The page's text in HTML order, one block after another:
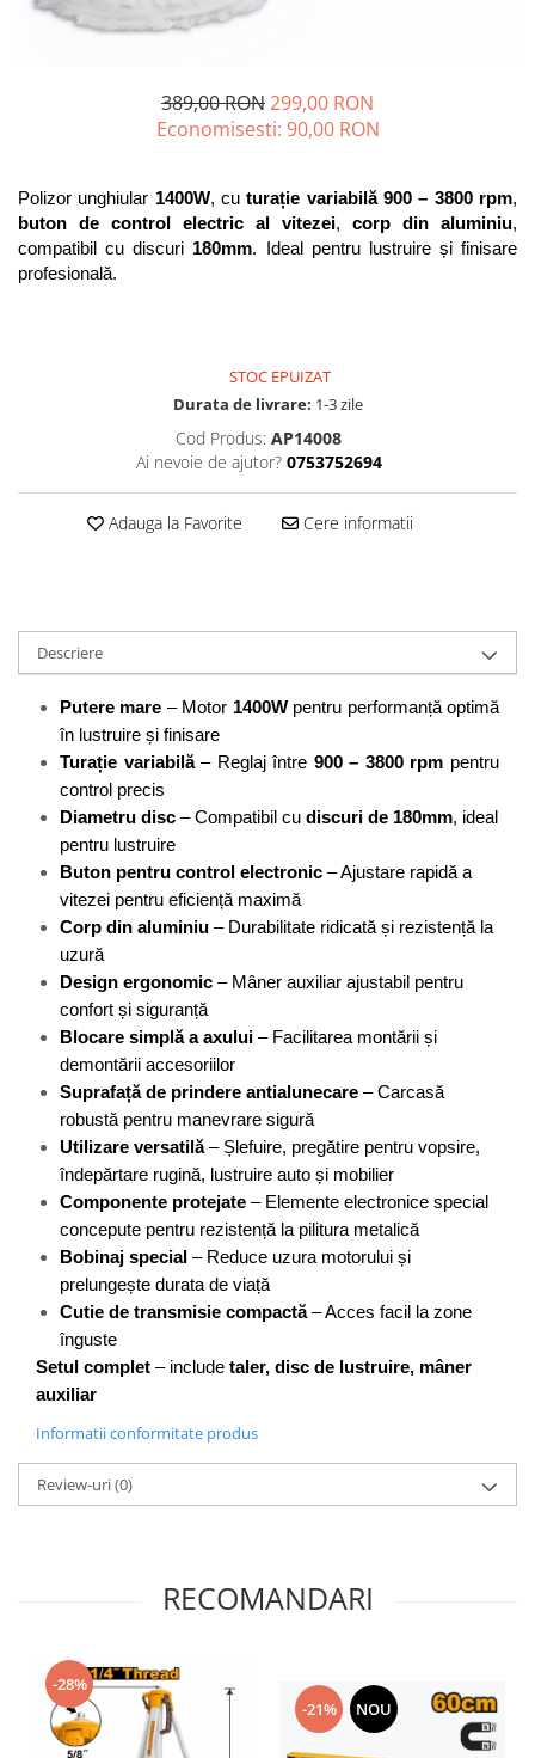
Mașini de șlefuit
Polizoare unghiulare
Capsatoare
Foarfece tablă
Foarfeci Grădină
Grătare Electrice
Mașină de tocat carne
Oale și vase de gătit
Hidrofoare
presiune
Prelate și Folii de Protecție
Prelungitoare
Rindele electrice
Accesorii rindele
Scule electrice
Accesorii pentru polizor
Accesorii scule electrice
Compresoare aer
Fierastrau sabie
Fierăstrău circular
Flexuri
Mixere mortar
Motoare electrice
Pistoale de bătut cuie
Polizoare
Seturi aparate electrice
Testere electrice
Unelte multifuncționale
Vibratoare pentru beton
Scule manuale
Aparate de Tăiat Gresie
Briceag multifuncțional
Ciocan
Clești
Scule pentru Gresie și Sticlă
Scule pentru grădină
Suporturi laptop
Tirbușoane și deschizătoare de
sticle
389,00 RON299,00 RON
Economisesti: 90,00 RON
Polizor unghiular 1400W, cu turație variabilă 900 – 3800 rpm
buton de control electric al vitezei, corp din aluminiu,
compatibil cu discuri 180mm. Ideal pentru lustruire și finisare
profesională.
STOC EPUIZAT
Durata de livrare: 1-3 zile
Cod Produs: AP14008
Ai nevoie de ajutor? 0753752694
Adauga la Favorite Cere informatii
Descriere
Putere mare – Motor 1400W pentru performanță optimă
în lustruire și finisare
Turație variabilă – Reglaj între 900 – 3800 rpm pentru
control precis
Diametru disc – Compatibil cu discuri de 180mm, ideal
pentru lustruire
Buton pentru control electronic – Ajustare rapidă a
vitezei pentru eficiență maximă
Corp din aluminiu – Durabilitate ridicată și rezistență la
uzură
Design ergonomic – Mâner auxiliar ajustabil pentru
confort și siguranță
Blocare simplă a axului – Facilitarea montării și
demontării accesoriilor
Suprafață de prindere antialunecare – Carcasă
robustă pentru manevrare sigură
Utilizare versatilă – Șlefuire, pregătire pentru vopsire,
îndepărtare rugină, lustruire auto și mobilier
Componente protejate – Elemente electronice special
concepute pentru rezistență la pilitura metalică
Bobinaj special – Reduce uzura motorului și
prelungește durata de viață
Cutie de transmisie compactă – Acces facil la zone
înguste
Setul complet – include taler, disc de lustruire, mâner
auxiliar
Informatii conformitate produs
Review-uri(0)
RECOMANDARI
-28%
-21% NOU